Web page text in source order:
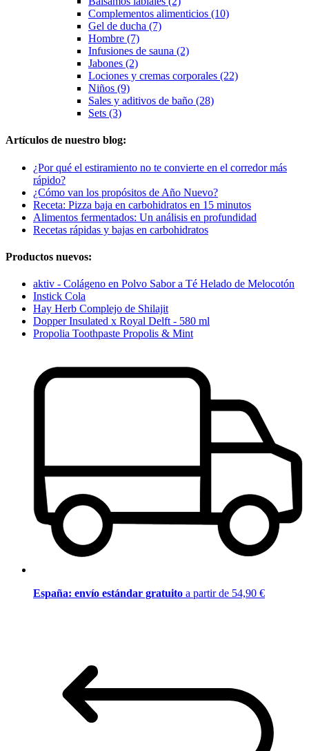
Complementos alimenticios (10)
Gel de ducha (7)
Hombre (7)
Infusiones de sauna (2)
Jabones (2)
Lociones y cremas corporales (22)
Niños (9)
Sales y aditivos de baño (28)
Sets (3)
Artículos de nuestro blog:
¿Por qué el estiramiento no te convierte en el corredor más
rápido?
¿Cómo van los propósitos de Año Nuevo?
Receta: Pizza baja en carbohidratos en 15 minutos
Alimentos fermentados: Un análisis en profundidad
Recetas rápidas y bajas en carbohidratos
Productos nuevos:
aktiv - Colágeno en Polvo Sabor a Té Helado de Melocotón
Instick Cola
Hay Herb Complejo de Shilajit
Dopper Insulated x Royal Delft - 580 ml
Propolia Toothpaste Propolis & Mint
España: envío estándar gratuito a partir de 54,90 €